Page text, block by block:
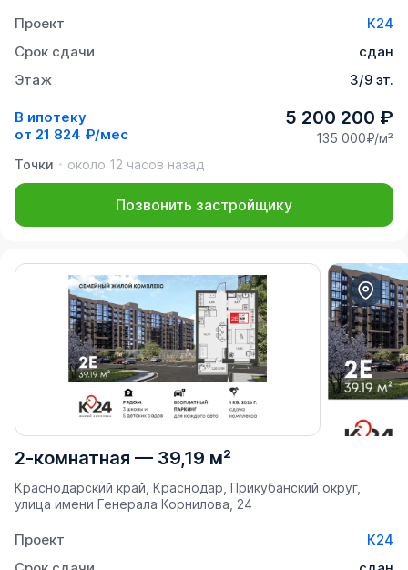
Проект
К24
Срок сдачи
сдан
Этаж
3/9 эт.
В ипотеку
от 21 824 ₽/мес
5 200 200 ₽
135 000₽/м²
Точки
около 12 часов назад
Позвонить застройщику
2-комнатная — 39,19 м²
Краснодарский край, Краснодар, Прикубанский округ,
улица имени Генерала Корнилова, 24
Проект
К24